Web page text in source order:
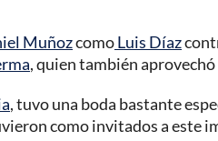
MuñozcomoLuis Díaz
, quien también
, tuvo una boda bastante
como invitados a este